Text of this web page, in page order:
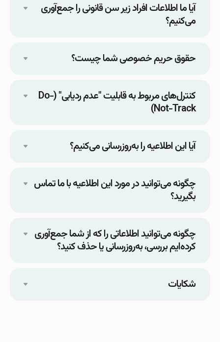
آیا ما اطلاعات افراد زیر سن قانونی را جمع‌آوری
می‌کنیم؟
حقوق حریم خصوصی شما چیست؟
کنترل‌های مربوط به قابلیت "عدم ردیابی" (Do-
Not-Track)
آیا این اطلاعیه را به‌روزرسانی می‌کنیم؟
چگونه می‌توانید در مورد این اطلاعیه با ما تماس
بگیرید؟
چگونه می‌توانید اطلاعاتی را که از شما جمع‌آوری
کرده‌ایم بررسی، به‌روزرسانی یا حذف کنید؟
شکایات